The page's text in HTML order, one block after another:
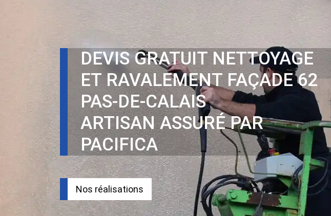
DEVIS GRATUIT NETTOYAGE
ET RAVALEMENT FAÇADE 62
PAS-DE-CALAIS
ARTISAN ASSURÉ PAR
PACIFICA
Nos réalisations